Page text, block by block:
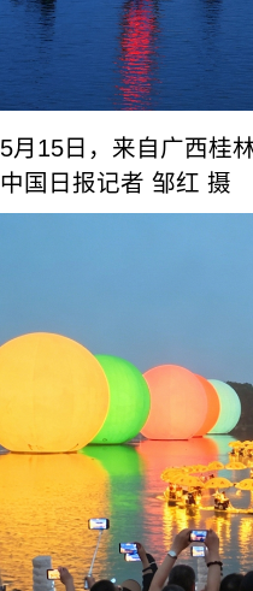
5月15日，来自广西桂
中国日报记者 邹红 摄